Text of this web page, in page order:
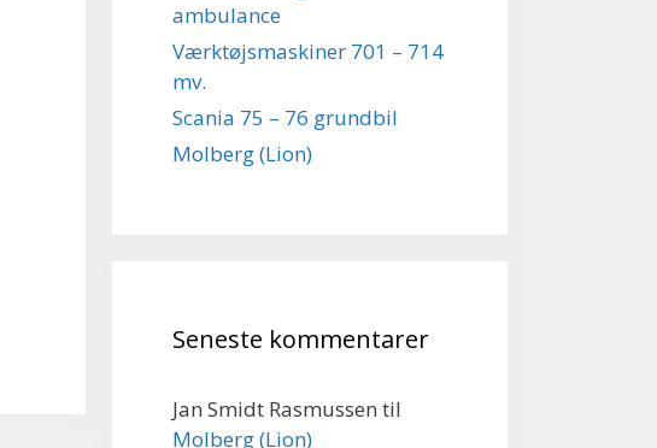
ambulance
Værktøjsmaskiner 701 – 714
mv.
Scania 75 – 76 grundbil
Molberg (Lion)
Seneste kommentarer
Jan Smidt Rasmussen til
Molberg (Lion)